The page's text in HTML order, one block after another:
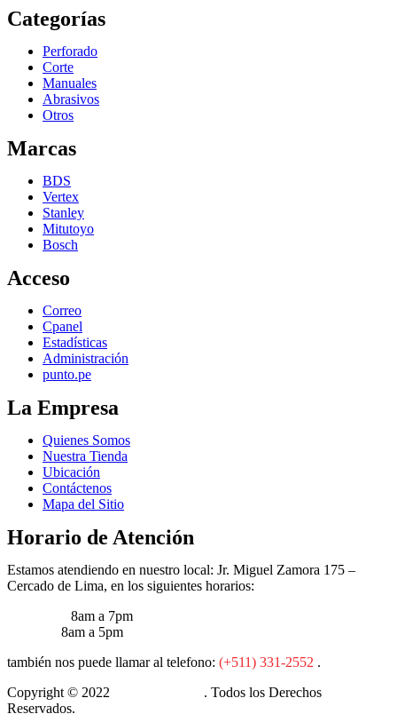
Categorías
Perforado
Corte
Manuales
Abrasivos
Otros
Marcas
BDS
Vertex
Stanley
Mitutoyo
Bosch
Acceso
Correo
Cpanel
Estadísticas
Administración
punto.pe
La Empresa
Quienes Somos
Nuestra Tienda
Ubicación
Contáctenos
Mapa del Sitio
Horario de Atención
Estamos atendiendo en nuestro local: Jr. Miguel Zamora 175 –
Cercado de Lima, en los siguientes horarios:
8am a 7pm
8am a 5pm
también nos puede llamar al telefono: (+511) 331-2552 .
Copyright © 2022
. Todos los Derechos
Reservados.